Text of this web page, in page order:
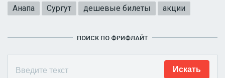
Анапа
Сургут дешевые билеты акции
ПОИСК ПО ФРИФЛАЙТ